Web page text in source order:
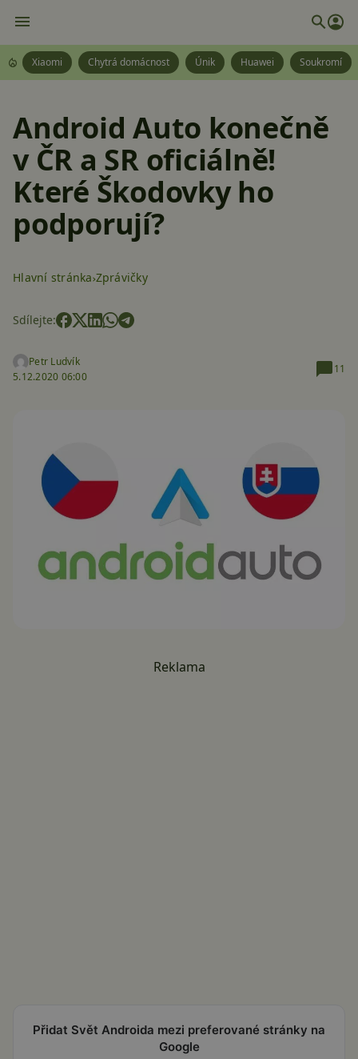
Xiaomi Chytrá domácnost Únik Huawei Soukromí
Android Auto konečně
v ČR a SR oficiálně!
Které Škodovky ho
podporují?
Hlavní stránka Zprávičky
Sdílejte:
Petr Ludvík
5.12.2020 06:00
11
Reklama
Přidat Svět Androida mezi preferované stránky na
Google